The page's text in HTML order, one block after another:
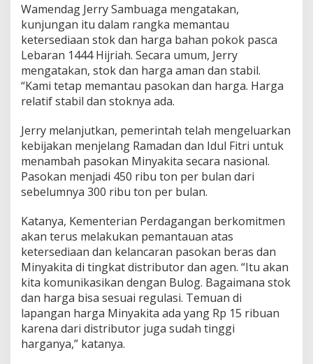
n
y
a
k
t
a
L
g
k
a
Wamendag Jerry Sambuaga mengatakan,
kunjungan itu dalam rangka memantau
ketersediaan stok dan harga bahan pokok pasca
Lebaran 1444 Hijriah. Secara umum, Jerry
mengatakan, stok dan harga aman dan stabil.
“Kami tetap memantau pasokan dan harga. Harga
relatif stabil dan stoknya ada.
Jerry melanjutkan, pemerintah telah mengeluarkan
kebijakan menjelang Ramadan dan Idul Fitri untuk
menambah pasokan Minyakita secara nasional.
Pasokan menjadi 450 ribu ton per bulan dari
sebelumnya 300 ribu ton per bulan.
Katanya, Kementerian Perdagangan berkomitmen
akan terus melakukan pemantauan atas
ketersediaan dan kelancaran pasokan beras dan
Minyakita di tingkat distributor dan agen. “Itu akan
kita komunikasikan dengan Bulog. Bagaimana stok
dan harga bisa sesuai regulasi. Temuan di
lapangan harga Minyakita ada yang Rp 15 ribuan
karena dari distributor juga sudah tinggi
harganya,” katanya.